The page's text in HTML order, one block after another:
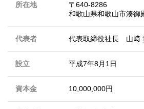
所在地
〒640-8286
和歌山県和歌山市湊御
代表者 代表取締役社長 山﨑
設立 平成7年8月1日
資本金 10,000,000円